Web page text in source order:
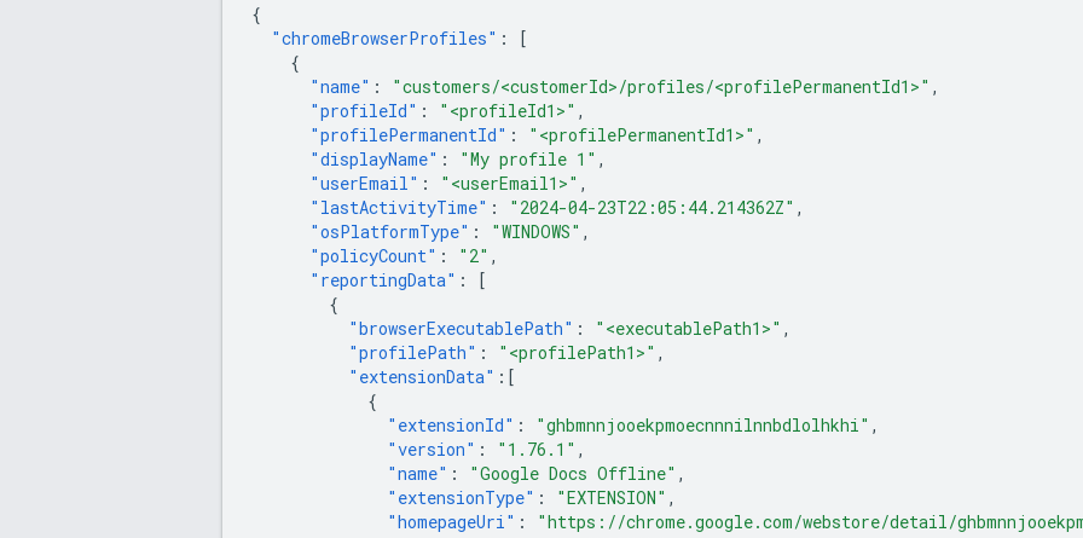
{
"chromeBrowserProfiles" :
[
{
"name" : "customers/<customerId>/profiles/<profilePermanentId1>" ,
"profileId" : "<profileId1>" ,
"profilePermanentId" : "<profilePermanentId1>" ,
"displayName" : "My profile 1" ,
"userEmail" : "<userEmail1>" ,
"lastActivityTime" : "2024-04-23T22:05:44.214362Z" ,
"osPlatformType" : "WINDOWS" ,
"policyCount" : "2" ,
"reportingData" :
[
{
"browserExecutablePath" : "<executablePath1>" ,
"profilePath" : "<profilePath1>" ,
"extensionData" :[
{
"extensionId" : "ghbmnnjooekpmoecnnnilnnbdlolhkhi" ,
"version" : "1.76.1" ,
"name" : "Google Docs Offline" ,
"extensionType" : "EXTENSION" ,
"homepageUri" : "https://chrome.google.com/webstore/detail/